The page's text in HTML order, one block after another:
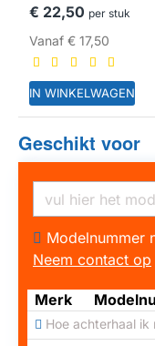
€ 22,50 per stuk
Vanaf € 17,50
IN WINKELWAGEN
Geschikt voor
Modelnummer
Neem contact op
Merk
Hoe achterhaal ik